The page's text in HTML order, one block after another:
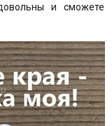
и сможете